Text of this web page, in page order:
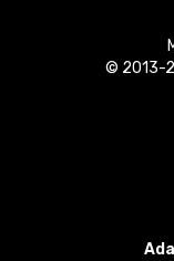
© 2013-